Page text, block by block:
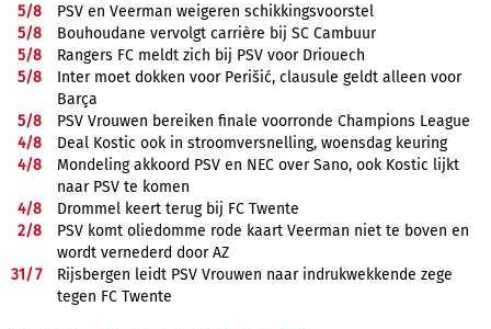
5/8
PSV en Veerman weigeren schikkingsvoorstel
5/8
Bouhoudane vervolgt carrière bij SC Cambuur
5/8
Rangers FC meldt zich bij PSV voor Driouech
5/8
Inter moet dokken voor Perišić, clausule geldt alleen voor
Barça
5/8
PSV Vrouwen bereiken finale voorronde Champions League
4/8
Deal Kostic ook in stroomversnelling, woensdag keuring
4/8
Mondeling akkoord PSV en NEC over Sano, ook Kostic lijkt
naar PSV te komen
4/8
Drommel keert terug bij FC Twente
2/8
PSV komt oliedomme rode kaart Veerman niet te boven en
wordt vernederd door AZ
31/7
Rijsbergen leidt PSV Vrouwen naar indrukwekkende zege
tegen FC Twente